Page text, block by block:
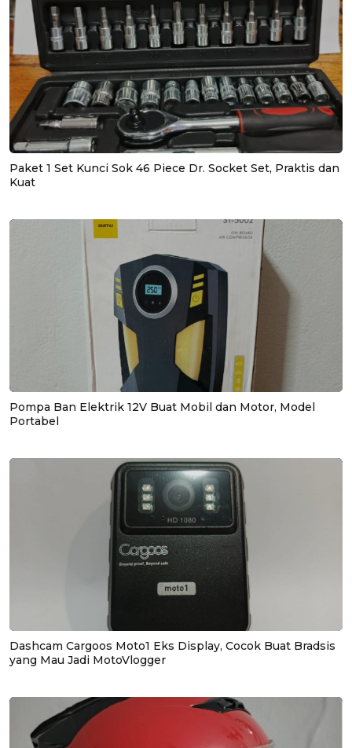
Paket 1 Set Kunci Sok 46 Piece Dr. Socket Set, Praktis dan
Kuat
Pompa Ban Elektrik 12V Buat Mobil dan Motor, Model
Portabel
Dashcam Cargoos Moto1 Eks Display, Cocok Buat Bradsis
yang Mau Jadi MotoVlogger